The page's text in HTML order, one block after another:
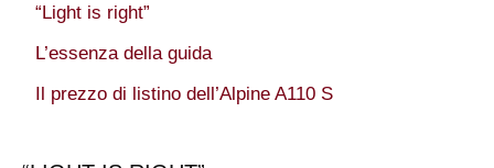
“Light is right”
L’essenza della guida
Il prezzo di listino dell’Alpine A110 S